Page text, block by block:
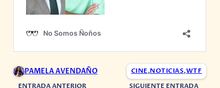
PAMELA AVENDAÑO CINE,NOTICIAS,WTF